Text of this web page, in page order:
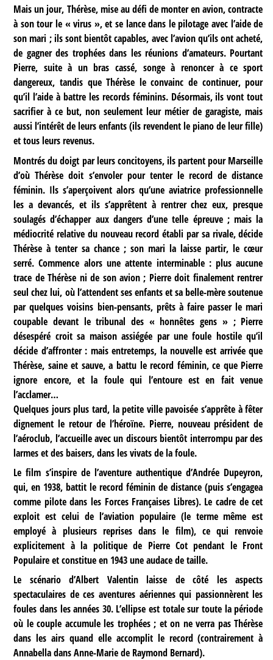
Mais un jour, Thérèse, mise au défi de monter en avion, contracte
à son tour le « virus », et se lance dans le pilotage avec l’aide de
son mari ; ils sont bientôt capables, avec l’avion qu’ils ont acheté,
de gagner des trophées dans les réunions d’amateurs. Pourtant
Pierre, suite à un bras cassé, songe à renoncer à ce sport
dangereux, tandis que Thérèse le convainc de continuer, pour
qu’il l’aide à battre les records féminins. Désormais, ils vont tout
sacrifier à ce but, non seulement leur métier de garagiste, mais
aussi l’intérêt de leurs enfants (ils revendent le piano de leur fille)
et tous leurs revenus.
Montrés du doigt par leurs concitoyens, ils partent pour Marseille
d’où Thérèse doit s’envoler pour tenter le record de distance
féminin. Ils s’aperçoivent alors qu’une aviatrice professionnelle
les a devancés, et ils s’apprêtent à rentrer chez eux, presque
soulagés d’échapper aux dangers d’une telle épreuve ; mais la
médiocrité relative du nouveau record établi par sa rivale, décide
Thérèse à tenter sa chance ; son mari la laisse partir, le cœur
serré. Commence alors une attente interminable : plus aucune
trace de Thérèse ni de son avion ; Pierre doit finalement rentrer
seul chez lui, où l’attendent ses enfants et sa belle-mère soutenue
par quelques voisins bien-pensants, prêts à faire passer le mari
coupable devant le tribunal des « honnêtes gens » ; Pierre
désespéré croit sa maison assiégée par une foule hostile qu’il
décide d’affronter : mais entretemps, la nouvelle est arrivée que
Thérèse, saine et sauve, a battu le record féminin, ce que Pierre
ignore encore, et la foule qui l’entoure est en fait venue
l’acclamer…
Quelques jours plus tard, la petite ville pavoisée s’apprête à fêter
dignement le retour de l’héroïne. Pierre, nouveau président de
l’aéroclub, l’accueille avec un discours bientôt interrompu par des
larmes et des baisers, dans les vivats de la foule.
Le film s’inspire de l’aventure authentique d’Andrée Dupeyron,
qui, en 1938, battit le record féminin de distance (puis s’engagea
comme pilote dans les Forces Françaises Libres). Le cadre de cet
exploit est celui de l’aviation populaire (le terme même est
employé à plusieurs reprises dans le film), ce qui renvoie
explicitement à la politique de Pierre Cot pendant le Front
Populaire et constitue en 1943 une audace de taille.
Le scénario d’Albert Valentin laisse de côté les aspects
spectaculaires de ces aventures aériennes qui passionnèrent les
foules dans les années 30. L’ellipse est totale sur toute la période
où le couple accumule les trophées ; et on ne verra pas Thérèse
dans les airs quand elle accomplit le record (contrairement à
Annabella dans Anne-Marie de Raymond Bernard).